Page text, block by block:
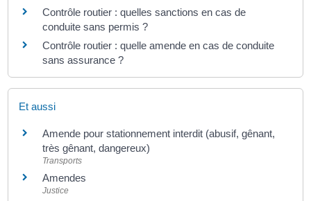
Contrôle routier : quelles sanctions en cas de
conduite sans permis ?
Contrôle routier : quelle amende en cas de conduite
sans assurance ?
Et aussi
Amende pour stationnement interdit (abusif, gênant,
très gênant, dangereux)
Transports
Amendes
Justice